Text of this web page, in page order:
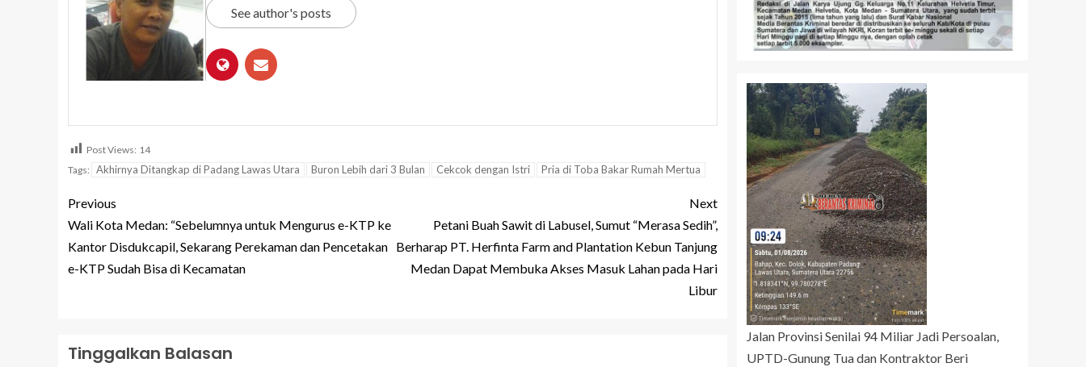
See author's posts
Post Views: 14
Tags: Akhirnya Ditangkap di Padang Lawas Utara Buron Lebih dari 3 Bulan Cekcok dengan Istri Pria di Toba Bakar Rumah Mertua
Previous
Wali Kota Medan: “Sebelumnya untuk Mengurus e-KTP ke
Kantor Disdukcapil, Sekarang Perekaman dan Pencetakan
e-KTP Sudah Bisa di Kecamatan
Next
Petani Buah Sawit di Labusel, Sumut “Merasa Sedih”,
Berharap PT. Herfinta Farm and Plantation Kebun Tanjung
Medan Dapat Membuka Akses Masuk Lahan pada Hari
Libur
Tinggalkan Balasan
Jalan Provinsi Senilai 94 Miliar Jadi Persoalan,
UPTD-Gunung Tua dan Kontraktor Beri